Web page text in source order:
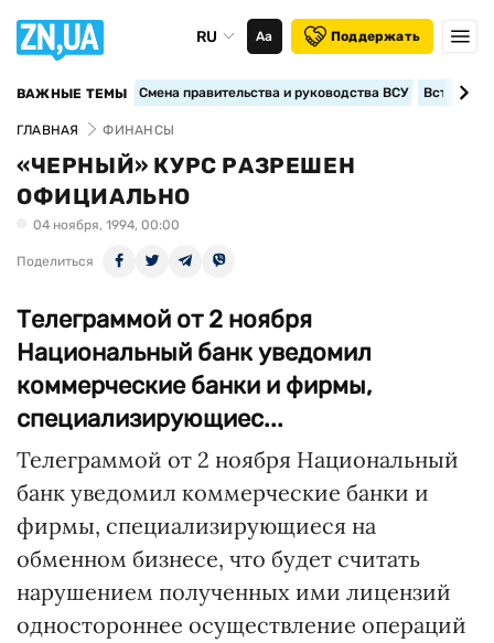
RU Аа Поддержать
ВАЖНЫЕ ТЕМЫ Смена правительства и руководства ВСУ
ГЛАВНАЯ ФИНАНСЫ
«ЧЕРНЫЙ» КУРС РАЗРЕШЕН
ОФИЦИАЛЬНО
04 ноября, 1994, 00:00
Поделиться
Телеграммой от 2 ноября
Национальный банк уведомил
коммерческие банки и фирмы,
специализирующиес...
Телеграммой от 2 ноября Национальный
банк уведомил коммерческие банки и
фирмы, специализирующиеся на
обменном бизнесе, что будет считать
нарушением полученных ими лицензий
одностороннее осуществление операций